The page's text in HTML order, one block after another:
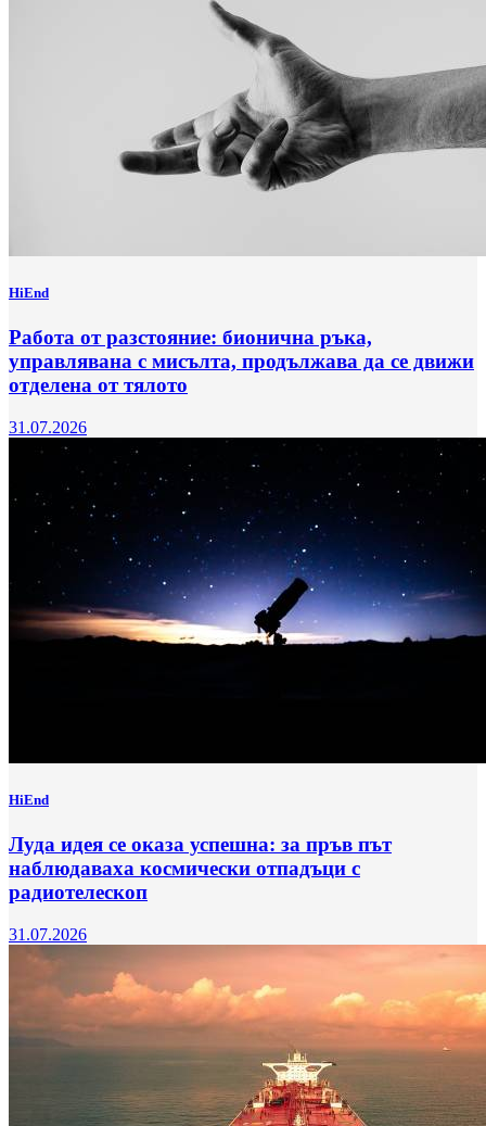
HiEnd
Работа от разстояние: бионична ръка,
управлявана с мисълта, продължава да се движи
отделена от тялото
31.07.2026
HiEnd
Луда идея се оказа успешна: за пръв път
наблюдаваха космически отпадъци с
радиотелескоп
31.07.2026